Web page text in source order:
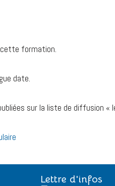
formation.
date.
sur la liste de diffusion «
Lettre d'infos